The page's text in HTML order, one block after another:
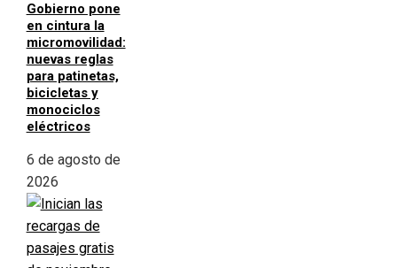
Gobierno pone
en cintura la
micromovilidad:
nuevas reglas
para patinetas,
bicicletas y
monociclos
eléctricos
6 de agosto de
2026